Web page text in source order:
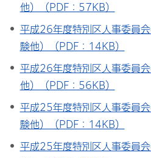
他）（PDF：57KB）
平成26年度特別区人事委員
験他）（PDF：14KB）
平成26年度特別区人事委員
他）（PDF：56KB）
平成25年度特別区人事委員
験他）（PDF：14KB）
平成25年度特別区人事委員